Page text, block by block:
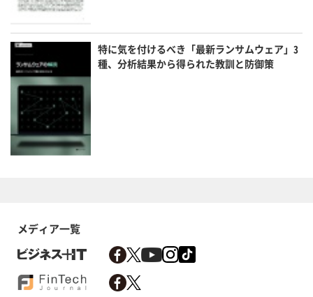
特に気を付けるべき「最新ランサムウェア」3
種、分析結果から得られた教訓と防御策
メディア一覧